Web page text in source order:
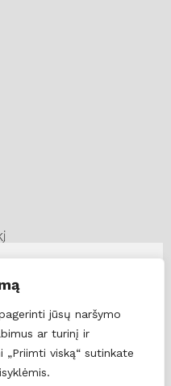
jūsų naršymo
ar turinį ir
viską“ sutinkate
Copyright 2025 © Mutaart.lt